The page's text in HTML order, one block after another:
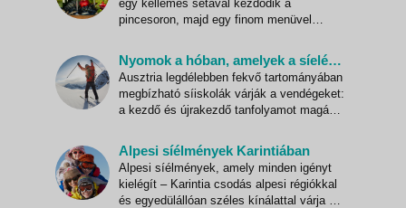
A karácsonyt megelőző időszakba
egy kellemes sétával kezdődik a
pincesoron, majd egy finom menüvel
állítanak össze. Az elmaradhatatlan siker
legfőbb tényezője: a sok napsütés, amely
nemcsak a szőlőszemeket érleli. Az
osztrák bor bölcsője Burgenland
Nyomok a hóban, amelyek a síelés szerelmeseit Karintiába vezetik
Ausztria legdélebben fekvő tartományában
megbízható síiskolák várják a vendégeket:
a kezdő és újrakezdő tanfolyamot magába
snowboardost garantáltan levesznek a
lábáról. Emellett a tanfolyamok biztonsági
felkészültsége is mindig az élen jár.
Kedvezményes síbérlet ár
Alpesi síélmények Karintiában
Alpesi síélmények, amely minden igényt
kielégít – Karintia csodás alpesi régiókkal
és egyedülállóan széles kínálattal várja a